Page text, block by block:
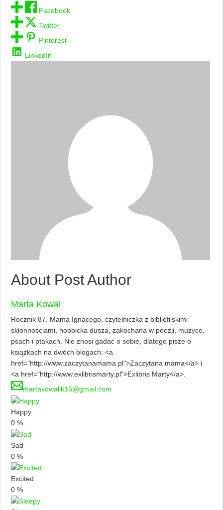
Facebook
Twitter
Pinterest
LinkedIn
About Post Author
Marta Kowal
Rocznik 87. Mama Ignacego, czytelniczka z bibliofilskimi
skłonnościami, hobbicka dusza, zakochana w poezji, muzyce,
psach i ptakach. Nie znosi gadać o sobie, dlatego pisze o
książkach na dwóch blogach: <a
href="http://www.zaczytanamama.pl">Zaczytana mama</a> i
<a href="http://www.exlibrismarty.pl">Exlibris Marty</a>.
martakowalik16@gmail.com
Happy
0 %
Sad
0 %
Excited
0 %